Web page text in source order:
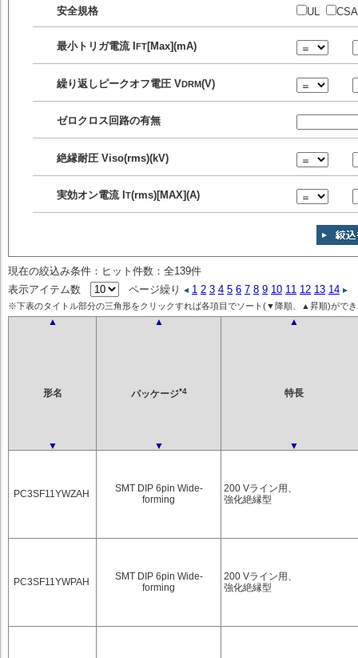
安全規格 UL CSA
最小トリガ電流 FT[Max](mA)
繰り返しピークオフ電圧 VDRM(V)
ゼロクロス回路の有無
絶縁耐圧 Viso(rms)(kV)
実効オン電流 T(rms)[MAX](A)
現在の絞込み条件：ヒット件数：全139件
表示アイテム数
ページ繰り 1 2 3 4 5 6 7 8 9 10 11 12 13 14
※下表のタイトル部分の三角形をクリックすれば各項目でソート(▼降順、▲昇順)がで
▲ ▲ ▲
形名 パッケージ*4 特長
▼ ▼ ▼
PC3SF11YWZAH
SMT DIP 6pin Wide-
forming
200 Vライン用、
強化絶縁型
PC3SF11YWPAH
SMT DIP 6pin Wide-
forming
200 Vライン用、
強化絶縁型